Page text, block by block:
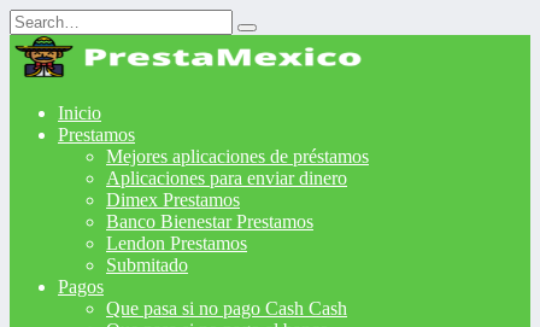
Search
for:
Inicio
Prestamos
Mejores aplicaciones de préstamos
Aplicaciones para enviar dinero
Dimex Prestamos
Banco Bienestar Prestamos
Lendon Prestamos
Submitado
Pagos
Que pasa si no pago Cash Cash